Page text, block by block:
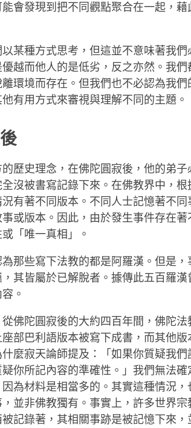
會發現到把不同觀點聚合在一起，
某種方式思考，但這並不意味著我
越而他人的是低劣，反之亦然。我們
環境而存在。但我們也不必認為我
有用方式來審視與理解不同的主題。
歷史理念，在佛陀圓寂後，他的弟
沒被書寫記錄下來。在佛教界中，
有著不同版本。不同人士記憶著不
或版本。因此，由於發生事件存在
「唯一真相」。
那些寫下法教的都是阿羅漢。但是
其皆屬於已解脫者。據傳此五百羅
。
佛陀圓寂後的大約四百年間，佛陀
部巴利語版本被寫下成書，而其他
麼寂天論師提及：「如果你質疑我們
你所記內容的準確性。」我們無法
為材料是相當多的。其實這種情況
並非佛教獨有。事實上，許多世界
記錄著，其相關事跡是被記憶下來，